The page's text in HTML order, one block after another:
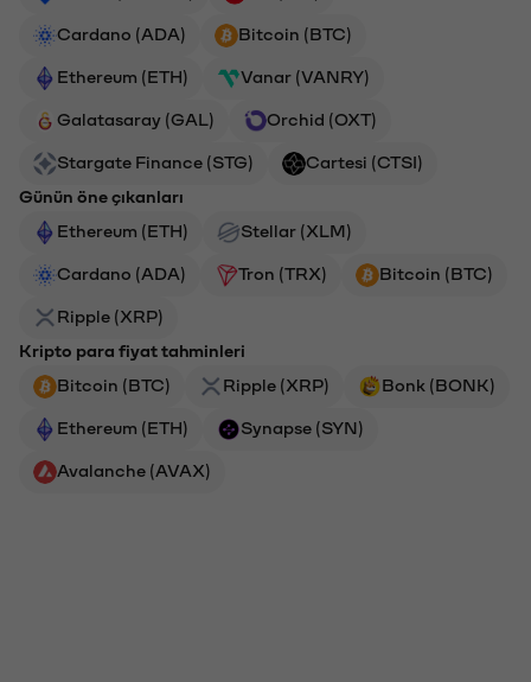
Cardano (ADA) Bitcoin (BTC)
Ethereum (ETH) Vanar (VANRY)
Galatasaray (GAL) Orchid (OXT)
Stargate Finance (STG)
Cartesi (CTSI)
Günün öne çıkanları
Ethereum (ETH)
Stellar (XLM)
Cardano (ADA) Tron (TRX) Bitcoin (BTC)
Ripple (XRP)
Kripto para fiyat tahminleri
Bitcoin (BTC)
Ripple (XRP) Bonk (BONK)
Ethereum (ETH) Synapse (SYN)
Avalanche (AVAX)